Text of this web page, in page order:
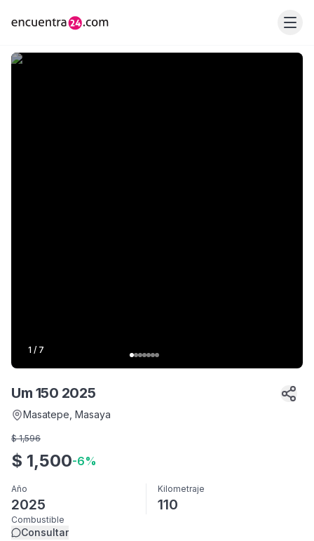
1 / 7
Um 150 2025
Masatepe , Masaya
$ 1,596
$ 1,500-6%
Año
2025
Kilometraje
110
Combustible
Consultar